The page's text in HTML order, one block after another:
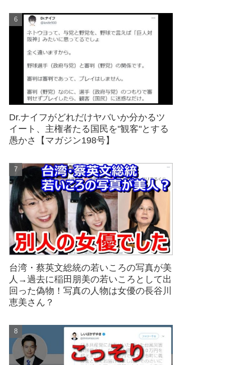
Dr.ナイフがどれだけヤバいか分かるツ
イート、主権者たる国民を"観客"とする
愚かさ【マガジン198号】
台湾・蔡英文総統の若いころの写真が美
人→過去に稲田朋美の若いころとして出
回った偽物！写真の人物は女優の長谷川
恵美さん？